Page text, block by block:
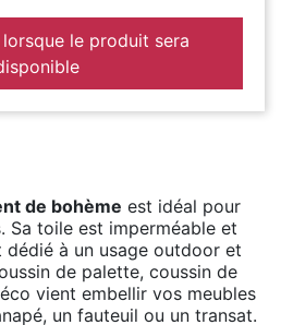
le produit sera
de bohème est idéal pour
Sa toile est imperméable et
dédié à un usage outdoor et
de palette, coussin de
vient embellir vos meubles
un fauteuil ou un transat.